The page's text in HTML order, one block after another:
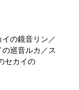
の鏡音リン／
巡音ルカ／ス
セカイの